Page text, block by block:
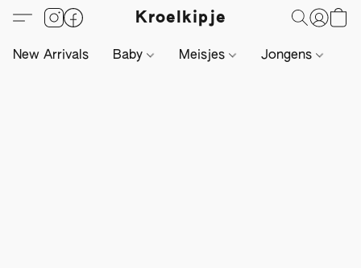
Kroelkipje
New Arrivals Baby Meisjes Jongens